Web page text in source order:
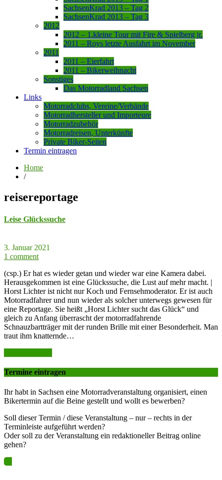
SachsenKrad 2013 – Tag 2
SachsenKrad 2013 – Tag 3
2012
2012 – 1.kleine Tour mit Fire & Spielberg jr.
2011 – Roys letzte Ausfahrt im November
2011
2011 – Eierfahrt
2011 – Bikerweihnacht
Sonstiges
Das Motorradland Sachsen
Links
Motorradclubs, Vereine/Verbände
Motorradhersteller und Importeure
Motorradzubehör
Motorradreisen, Unterkünfte
Private Biker-Seiten
Termin eintragen
Home
/
reisereportage
Leise Glückssuche
3. Januar 2021
1 comment
(csp.) Er hat es wieder getan und wieder war eine Kamera dabei.
Herausgekommen ist eine Glückssuche, die Lust auf mehr macht. |
Horst Lichter ist nicht nur Koch und Fernsehmoderator. Er ist auch
Motorradfahrer und nun wieder als solcher unterwegs gewesen für
eine Reportage. Sie heißt „Horst Lichter sucht das Glück“ und
gleich zu Anfang überrascht der motorradfahrende
Schnauzbartträger mit der runden Brille mit einer Besonderheit. Man
traut ihm knatternde…
Termine eintragen
Ihr habt in Sachsen eine Motorradveranstaltung organisiert, einen
Bikertermin auf die Beine gestellt und wollt es bewerben?
Soll dieser Termin / diese Veranstaltung – nur – rechts in der
Terminleiste aufgeführt werden?
Oder soll zu der Veranstaltung ein redaktioneller Beitrag online
gehen?